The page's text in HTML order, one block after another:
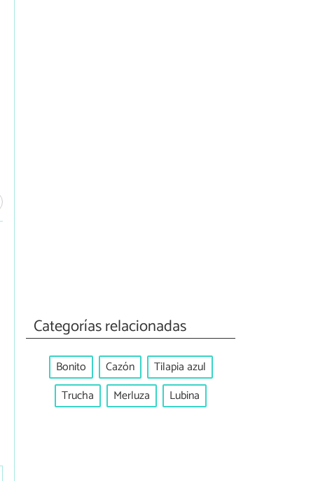
Categorías relacionadas
Bonito Cazón
Tilapia azul
Trucha
Merluza Lubina